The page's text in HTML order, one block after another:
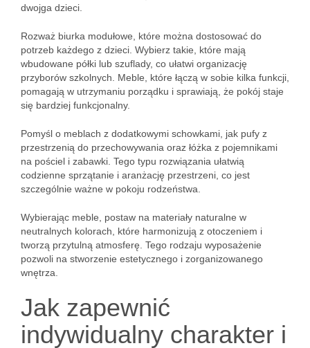
dwojga dzieci.
Rozważ biurka modułowe, które można dostosować do
potrzeb każdego z dzieci. Wybierz takie, które mają
wbudowane półki lub szuflady, co ułatwi organizację
przyborów szkolnych. Meble, które łączą w sobie kilka funkcji,
pomagają w utrzymaniu porządku i sprawiają, że pokój staje
się bardziej funkcjonalny.
Pomyśl o meblach z dodatkowymi schowkami, jak pufy z
przestrzenią do przechowywania oraz łóżka z pojemnikami
na pościel i zabawki. Tego typu rozwiązania ułatwią
codzienne sprzątanie i aranżację przestrzeni, co jest
szczególnie ważne w pokoju rodzeństwa.
Wybierając meble, postaw na materiały naturalne w
neutralnych kolorach, które harmonizują z otoczeniem i
tworzą przytulną atmosferę. Tego rodzaju wyposażenie
pozwoli na stworzenie estetycznego i zorganizowanego
wnętrza.
Jak zapewnić
indywidualny charakter i